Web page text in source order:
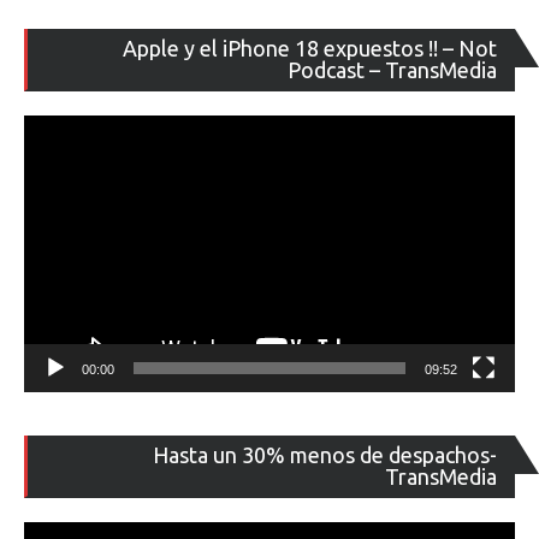
Apple y el iPhone 18 expuestos !! – Not
Podcast – TransMedia
de
00:00 09:52
Hasta un 30% menos de despachos-
TransMedia
de